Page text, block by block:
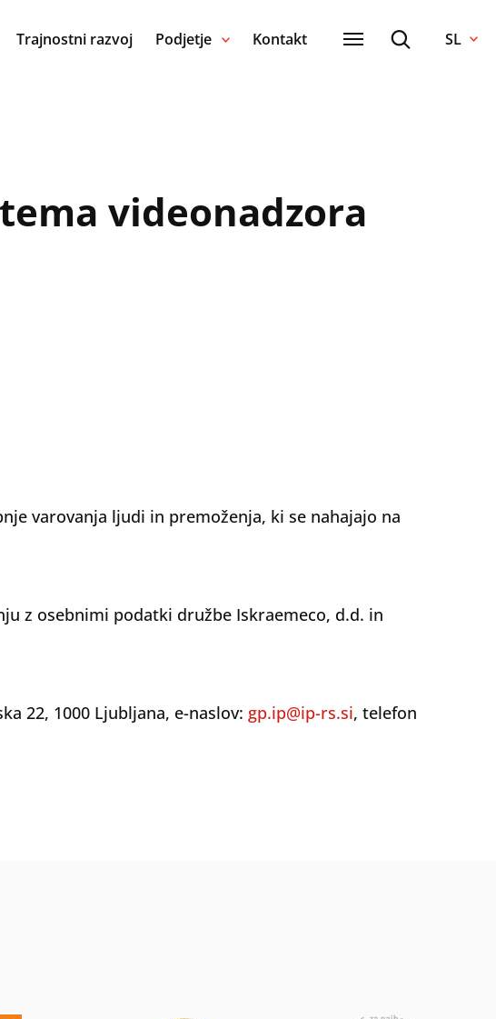
Trajnostni razvoj Podjetje Kontakt SL
videonadzora
varovanja ljudi in premoženja, ki se nahajajo na
z osebnimi podatki družbe Iskraemeco, d.d. in
22, 1000 Ljubljana, e-naslov: gp.ip@ip-rs.si, telefon